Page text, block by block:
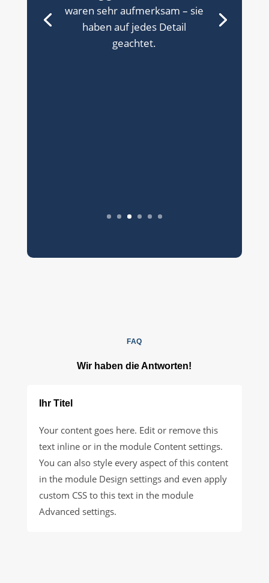
waren sehr aufmerksam – sie
haben auf jedes Detail
geachtet.
FAQ
Wir haben die Antworten!
Ihr Titel
Your content goes here. Edit or remove this
text inline or in the module Content settings.
You can also style every aspect of this content
in the module Design settings and even apply
custom CSS to this text in the module
Advanced settings.